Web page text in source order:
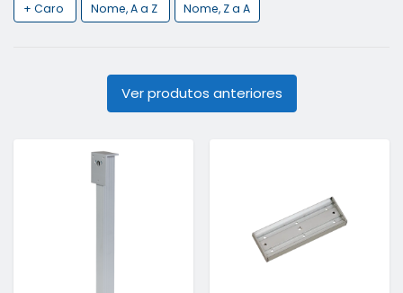
+ Caro Nome, A a Z Nome, Z a A
Ver produtos anteriores